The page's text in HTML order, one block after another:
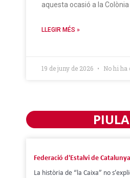
aquesta ocasió a la
LLEGIR MÉS »
19 de juny de 2026 No hi
Federació d'Estalvi de Catalunya
La història de “la Caixa” no